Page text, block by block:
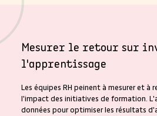
Mesurer le retour sur
l'apprentissage
Les équipes RH peinent à mesurer et à
l'impact des initiatives de formation.
données pour optimiser les résultats